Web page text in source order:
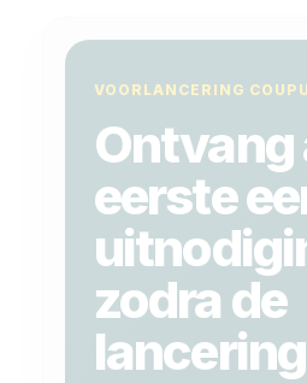
VOORLANCERING
Ontvang
eerste
zodra de